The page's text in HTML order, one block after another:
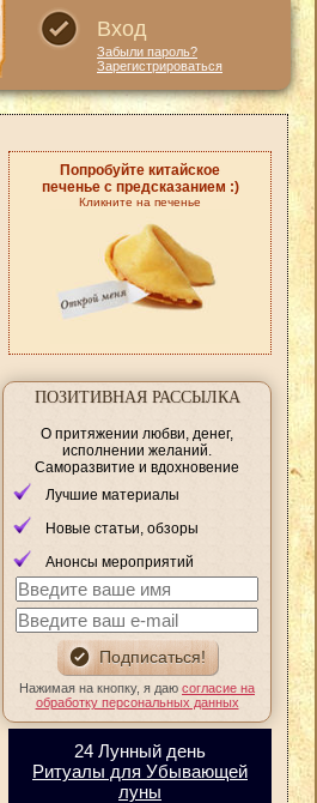
Вход
Забыли пароль?
Зарегистрироваться
Попробуйте китайское
печенье с предсказанием :)
Кликните на печенье
ПОЗИТИВНАЯ РАССЫЛКА
О притяжении любви, денег,
исполнении желаний.
Саморазвитие и вдохновение
Лучшие материалы
Новые статьи, обзоры
Анонсы мероприятий
Нажимая на кнопку, я даю согласие на
обработку персональных данных
24 Лунный день
Ритуалы для Убывающей
луны